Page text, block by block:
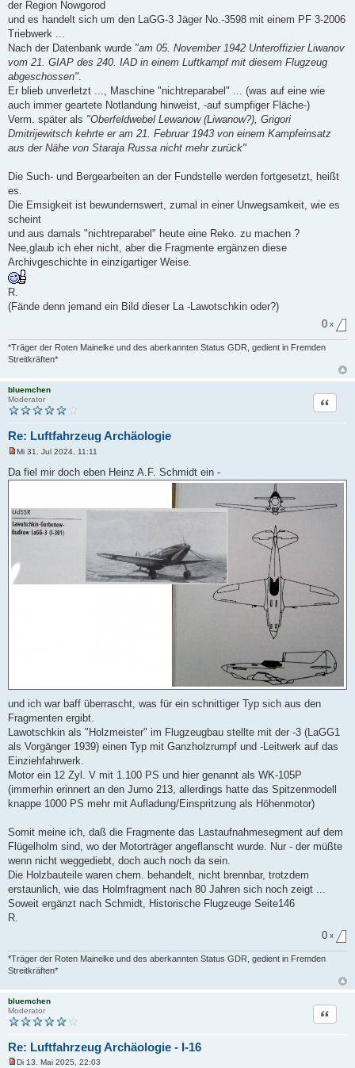
der Region Nowgorod
und es handelt sich um den LaGG-3 Jäger No.-3598 mit einem PF 3-2006
Triebwerk ...
Nach der Datenbank wurde "am 05. November 1942 Unteroffizier Liwanov
vom 21. GIAP des 240. IAD in einem Luftkampf mit diesem Flugzeug
abgeschossen".
Er blieb unverletzt ..., Maschine "nichtreparabel" ... (was auf eine wie
auch immer geartete Notlandung hinweist, -auf sumpfiger Fläche-)
Verm. später als "Oberfeldwebel Lewanow (Liwanow?), Grigori
Dmitrijewitsch kehrte er am 21. Februar 1943 von einem Kampfeinsatz
aus der Nähe von Staraja Russa nicht mehr zurück"
Die Such- und Bergearbeiten an der Fundstelle werden fortgesetzt, heißt
es.
Die Emsigkeit ist bewundernswert, zumal in einer Unwegsamkeit, wie es
scheint
und aus damals "nichtreparabel" heute eine Reko. zu machen ?
Nee,glaub ich eher nicht, aber die Fragmente ergänzen diese
Archivgeschichte in einzigartiger Weise.
R.
(Fände denn jemand ein Bild dieser La -Lawotschkin oder?)
0 x
*Träger der Roten Mainelke und des aberkannten Status GDR, gedient in Fremden
Streitkräften*
bluemchen
Moderator
Re: Luftfahrzeug Archäologie
Zitat
g
s
e
n
B
e
Mi 31. Jul 2024, 11:11
Da fiel mir doch eben Heinz A.F. Schmidt ein -
und ich war baff überrascht, was für ein schnittiger Typ sich aus den
Fragmenten ergibt.
Lawotschkin als "Holzmeister" im Flugzeugbau stellte mit der -3 (LaGG1
als Vorgänger 1939) einen Typ mit Ganzholzrumpf und -Leitwerk auf das
Einziehfahrwerk.
Motor ein 12 Zyl. V mit 1.100 PS und hier genannt als WK-105P
(immerhin erinnert an den Jumo 213, allerdings hatte das Spitzenmodell
knappe 1000 PS mehr mit Aufladung/Einspritzung als Höhenmotor)
Somit meine ich, daß die Fragmente das Lastaufnahmesegment auf dem
Flügelholm sind, wo der Motorträger angeflanscht wurde. Nur - der müßte
wenn nicht weggediebt, doch auch noch da sein.
Die Holzbauteile waren chem. behandelt, nicht brennbar, trotzdem
erstaunlich, wie das Holmfragment nach 80 Jahren sich noch zeigt ...
Soweit ergänzt nach Schmidt, Historische Flugzeuge Seite146
R.
0 x
*Träger der Roten Mainelke und des aberkannten Status GDR, gedient in Fremden
Streitkräften*
bluemchen
Moderator
Re: Luftfahrzeug Archäologie - I-16
Zitat
Di 13. Mai 2025, 22:03